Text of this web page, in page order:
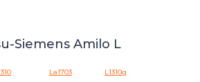
Siemens Amilo L
La1703 L1310g